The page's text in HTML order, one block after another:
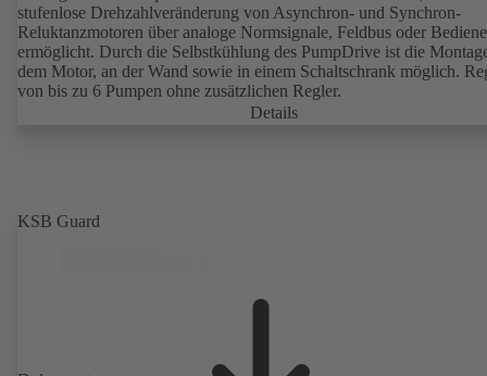
stufenlose Drehzahlveränderung von Asynchron- und Synchron-
Reluktanzmotoren über analoge Normsignale, Feldbus oder
ermöglicht. Durch die Selbstkühlung des PumpDrive ist die
dem Motor, an der Wand sowie in einem Schaltschrank möglich.
von bis zu 6 Pumpen ohne zusätzlichen Regler.
Details
KSB Guard